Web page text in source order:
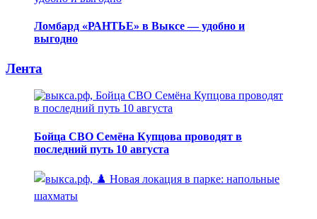
Ломбард «РАНТЬЕ» в Выксе — удобно и
выгодно
Лента
Бойца СВО Семёна Купцова проводят в
последний путь 10 августа